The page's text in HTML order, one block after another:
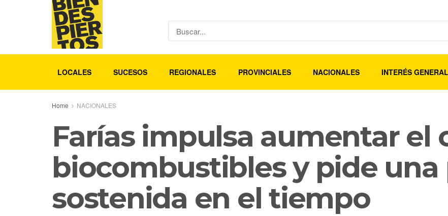
LOCALES SUCESOS REGIONALES PROVINCIALES NACIONALES INTERÉS GENERAL
Home NACIONALES
Farías impulsa aumentar el
biocombustibles y pide una
sostenida en el tiempo